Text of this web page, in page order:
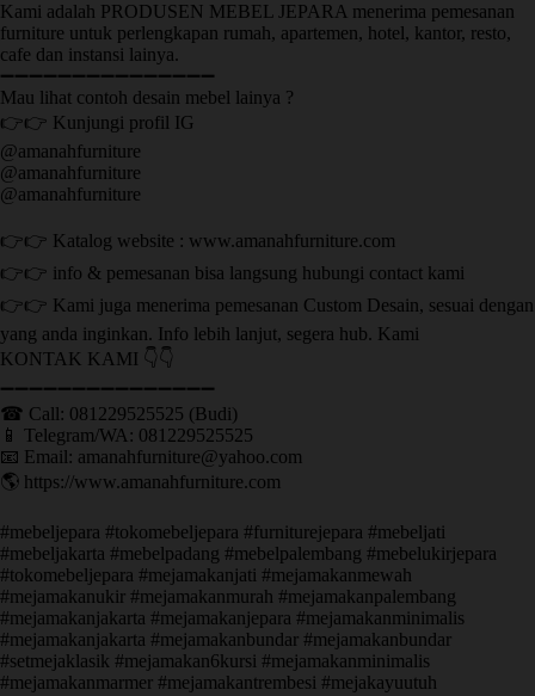
Kami adalah PRODUSEN MEBEL JEPARA menerima pemesanan
furniture untuk perlengkapan rumah, apartemen, hotel, kantor, resto,
cafe dan instansi lainya.
➖➖➖➖➖➖➖➖➖➖➖➖➖➖➖
Mau lihat contoh desain mebel lainya ?
👉👉 Kunjungi profil IG
@amanahfurniture
@amanahfurniture
@amanahfurniture
👉👉 Katalog website : www.amanahfurniture.com
👉👉 info & pemesanan bisa langsung hubungi contact kami
👉👉 Kami juga menerima pemesanan Custom Desain, sesuai dengan
yang anda inginkan. Info lebih lanjut, segera hub. Kami
KONTAK KAMI 👇👇
➖➖➖➖➖➖➖➖➖➖➖➖➖➖➖ ㅤ
☎ Call: 081229525525 (Budi)
📱 Telegram/WA: 081229525525
📧 Email: amanahfurniture@yahoo.com
🌎 https://www.amanahfurniture.com
#mebeljepara #tokomebeljepara #furniturejepara #mebeljati
#mebeljakarta #mebelpadang #mebelpalembang #mebelukirjepara
#tokomebeljepara #mejamakanjati #mejamakanmewah
#mejamakanukir #mejamakanmurah #mejamakanpalembang
#mejamakanjakarta #mejamakanjepara #mejamakanminimalis
#mejamakanjakarta #mejamakanbundar #mejamakanbundar
#setmejaklasik #mejamakan6kursi #mejamakanminimalis
#mejamakanmarmer #mejamakantrembesi #mejakayuutuh